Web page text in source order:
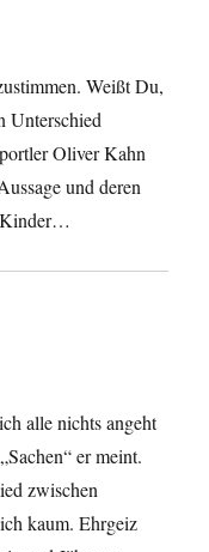
Weißt Du,
Unterschied
Oliver Kahn
und deren
Kinder…
alle nichts angeht
er meint.
zwischen
kaum. Ehrgeiz